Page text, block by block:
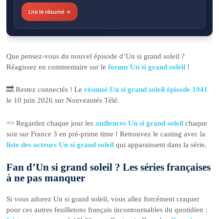
Lire le résumé →
Que pensez-vous du nouvel épisode d’Un si grand soleil ?
Réagissez en commentaire sur leforum Un si grand soleil !
🔜 Restez connectés ! Lerésumé Un si grand soleil épisode 1941
le 10 juin 2026 sur Nouveautés Télé.
=> Regardez chaque jour lesaudiences Un si grand soleil chaque
soir sur France 3 en pré-prime time ! Retrouvez le casting avec la
liste des acteurs Un si grand soleil qui apparaissent dans la série.
Fan d’Un si grand soleil ? Les séries françaises
à ne pas manquer
Si vous adorez Un si grand soleil, vous allez forcément craquer
pour ces autres feuilletons français incontournables du quotidien :